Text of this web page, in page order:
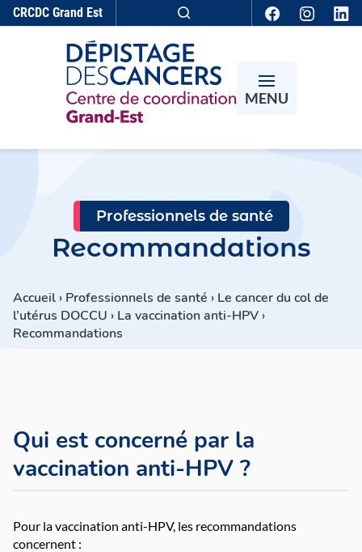
Aller au contenu
CRCDC Grand Est Recherche
MENU
Professionnels de santé
Recommandations
Accueil › Professionnels de santé › Le cancer du col de
l’utérus DOCCU › La vaccination anti-HPV ›
Recommandations
Qui est concerné par la
vaccination anti-HPV ?
Pour la vaccination anti-HPV, les recommandations
concernent :